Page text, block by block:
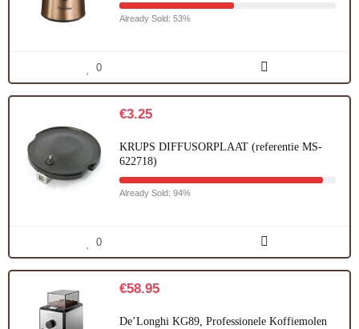
Already Sold: 53%
0
€3.25
KRUPS DIFFUSORPLAAT (referentie MS-
622718)
Already Sold: 94%
0
€58.95
De’Longhi KG89, Professionele Koffiemolen